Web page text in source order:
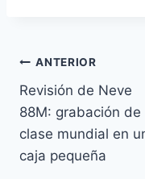
ANTERIOR
Revisión de Neve
88M: grabación de
clase mundial en
caja pequeña